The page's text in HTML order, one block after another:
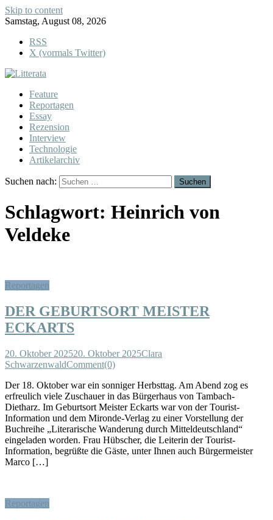
Skip to content
Samstag, August 08, 2026
RSS
X (vormals Twitter)
Feature
Reportagen
Essay
Rezension
Interview
Technologie
Artikelarchiv
Suchen nach:
Schlagwort: Heinrich von
Veldeke
Reportagen
DER GEBURTSORT MEISTER
ECKARTS
20. Oktober 202520. Oktober 2025Clara
SchwarzenwaldComment(0)
Der 18. Oktober war ein sonniger Herbsttag. Am Abend zog es
erfreulich viele Zuschauer in das Bürgerhaus von Tambach-
Dietharz. Im Geburtsort Meister Eckarts war von der Tourist-
Information und dem Mironde-Verlag zu einer Vorstellung der
Buchreihe „Literarische Wanderung durch Mitteldeutschland“
eingeladen worden. Frau Hübscher, die Leiterin der Tourist-
Information, begrüßte die Gäste, unter Ihnen auch Bürgermeister
Marco […]
Reportagen